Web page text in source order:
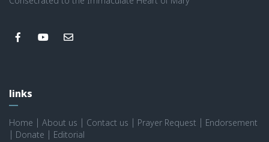
links
Home About us Contact us Prayer Request
Endorsement
Donate Editorial